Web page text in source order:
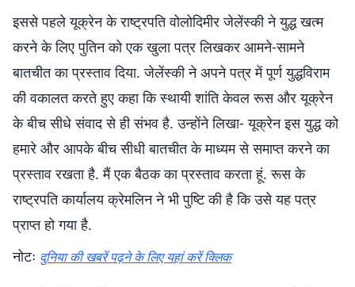
इससे पहले यूक्रेन के राष्ट्रपति वोलोदिमीर जेलेंस्की ने युद्ध खत्म
करने के लिए पुतिन को एक खुला पत्र लिखकर आमने-सामने
बातचीत का प्रस्ताव दिया. जेलेंस्की ने अपने पत्र में पूर्ण युद्धविराम
की वकालत करते हुए कहा कि स्थायी शांति केवल रूस और यूक्रेन
के बीच सीधे संवाद से ही संभव है. उन्होंने लिखा- यूक्रेन इस युद्ध को
हमारे और आपके बीच सीधी बातचीत के माध्यम से समाप्त करने का
प्रस्ताव रखता है. मैं एक बैठक का प्रस्ताव करता हूं. रूस के
राष्ट्रपति कार्यालय क्रेमलिन ने भी पुष्टि की है कि उसे यह पत्र
प्राप्त हो गया है.
नोटः दुनिया की खबरें पढ़ने के लिए यहां करें क्लिक